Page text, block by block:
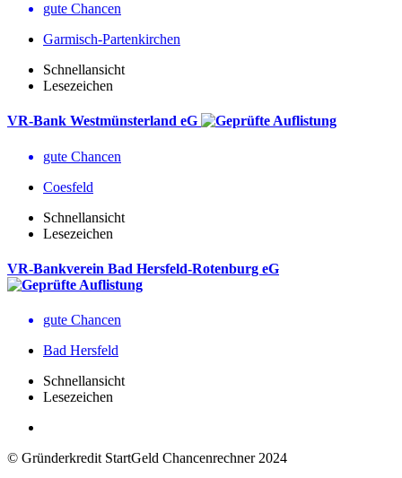
gute Chancen
Garmisch-Partenkirchen
Schnellansicht
Lesezeichen
VR-Bank Westmünsterland eG
gute Chancen
Coesfeld
Schnellansicht
Lesezeichen
VR-Bankverein Bad Hersfeld-Rotenburg eG
gute Chancen
Bad Hersfeld
Schnellansicht
Lesezeichen
© Gründerkredit StartGeld Chancenrechner 2024